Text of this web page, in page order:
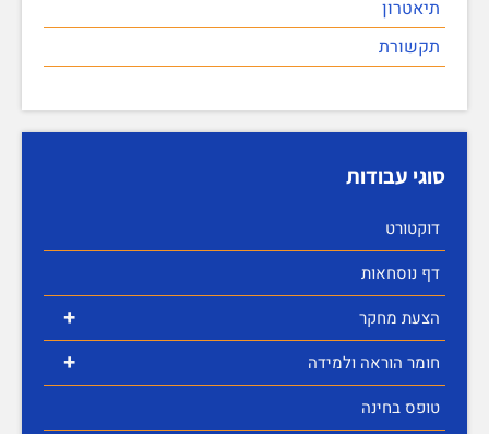
תיאטרון
תקשורת
סוגי עבודות
דוקטורט
דף נוסחאות
+ הצעת מחקר
+
חומר הוראה ולמידה
טופס בחינה